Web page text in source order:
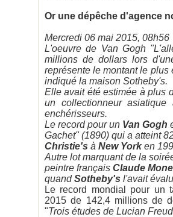
Or une dépêche d'agence
Mercredi 06 mai 2015, 08h56
L'oeuvre de Van Gogh
millions de dollars lors
représente le montant le
indiqué la maison Sotheby's.
Elle avait été estimée à plus
un collectionneur
enchérisseurs.
Le record pour un Van Gogh
Gachet" (1890) qui a atteint
Christie's à New Yorken
Autre lot marquant de la
peintre français Claude
quandSotheby's l'avait
Le record mondial pour un
2015 de 142,4 millions de
"Trois études de Lucian Freud